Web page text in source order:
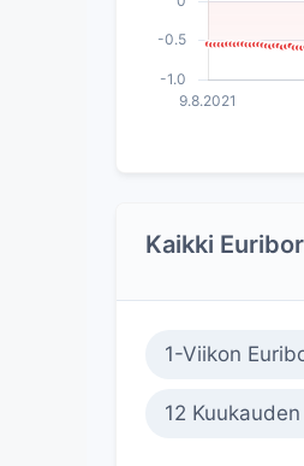
Kaikki
1-Viikon
12